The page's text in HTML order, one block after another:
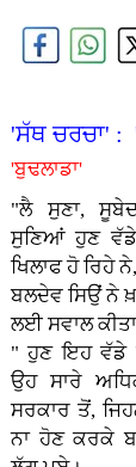
'ਸੱਥ ਚਰਚਾ' :
'ਬੁਢਲਾਡਾ'
"ਲੈ ਸੁਣਾ,
ਸੁਣਿਆਂ ਹੁਣ
ਖਿਲਾਫ ਹੋ ਰਿਹੇ
ਬਲਦੇਵ ਸਿਉਂ ਨੇ
ਲਈ ਸਵਾਲ
" ਹੁਣ ਇਹ ਵੱਡੇ
ਉਹ ਸਾਰੇ
ਸਰਕਾਰ ਤੋਂ,
ਨਾ ਹੋਣ ਕਰਕੇ